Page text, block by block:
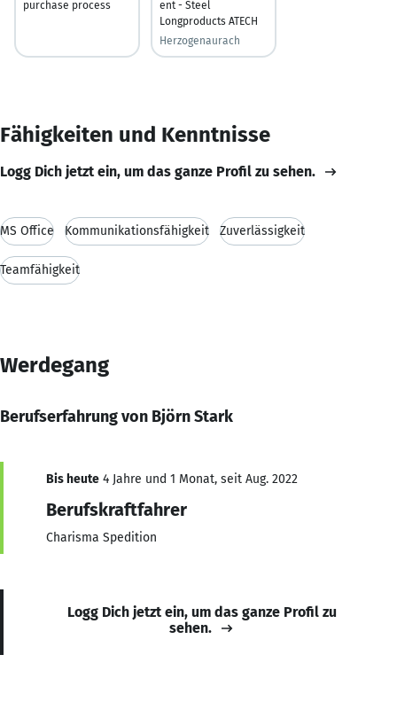
purchase process
ent - Steel
Longproducts ATECH
Herzogenaurach
Fähigkeiten und Kenntnisse
Logg Dich jetzt ein, um das ganze Profil zu sehen.
MS Office Kommunikationsfähigkeit Zuverlässigkeit
Teamfähigkeit
Werdegang
Berufserfahrung von Björn Stark
Bis heute 4 Jahre und 1 Monat, seit Aug. 2022
Berufskraftfahrer
Charisma Spedition
Logg Dich jetzt ein, um das ganze Profil zu
sehen.